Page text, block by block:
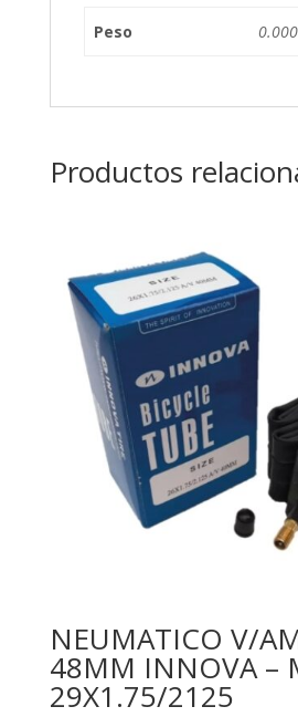
Peso
Productos
NEUMATICO V/
48MM INNOVA –
29X1.75/2125